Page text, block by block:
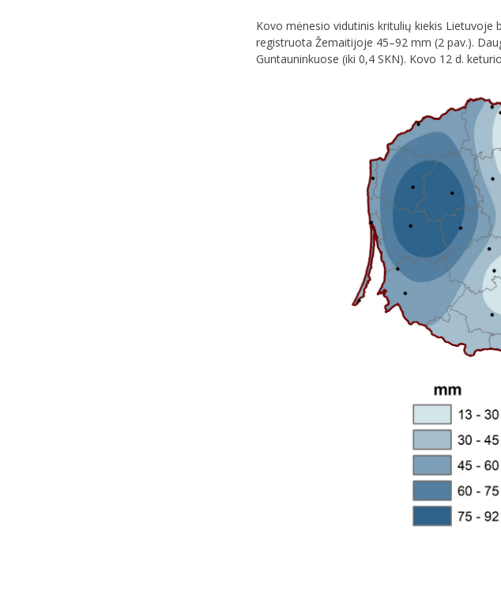
Kovo mėnesio vidutinis kritulių kiekis Lietuvoje
registruota Žemaitijoje 45–92 mm (2 pav.).
Guntauninkuose (iki 0,4 SKN). Kovo 12 d.